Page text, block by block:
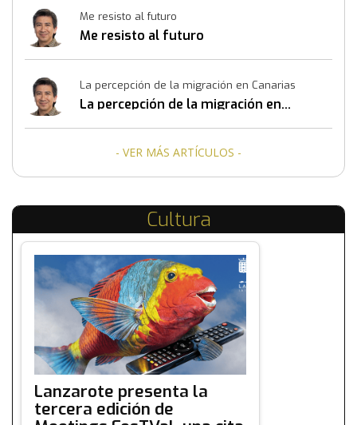
Me resisto al futuro
Me resisto al futuro
La percepción de la migración en Canarias
La percepción de la migración en
- VER MÁS ARTÍCULOS -
Cultura
Lanzarote presenta la
tercera edición de